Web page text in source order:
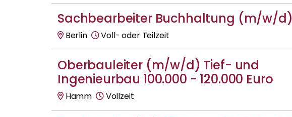
Sachbearbeiter Buchhaltung (m/w/d)
Berlin Voll- oder Teilzeit
Oberbauleiter (m/w/d) Tief- und
Ingenieurbau 100.000 - 120.000 Euro
Hamm Vollzeit